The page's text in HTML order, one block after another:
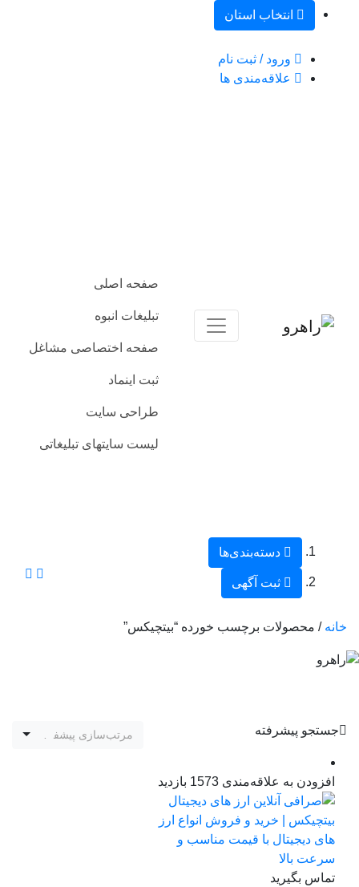
ورود / ثبت نام
علاقه‌مندی ها
صفحه اصلی
تبلیغات انبوه
صفحه اختصاصی مشاغل
ثبت اینماد
طراحی سایت
لیست سایتهای تبلیغاتی
دسته‌بندی‌ها
ثبت آگهی
خانه / محصولات برچسب خورده “بیتچیکس”
مرتب‌سازی پیشفرض جستجو پیشرفته
افزودن به علاقه‌مندی 1573 بازدید
تماس بگیرید